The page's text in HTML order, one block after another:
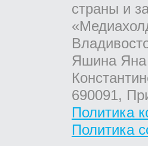
страны и
Яшина Яна
690091,
Политика
Политика